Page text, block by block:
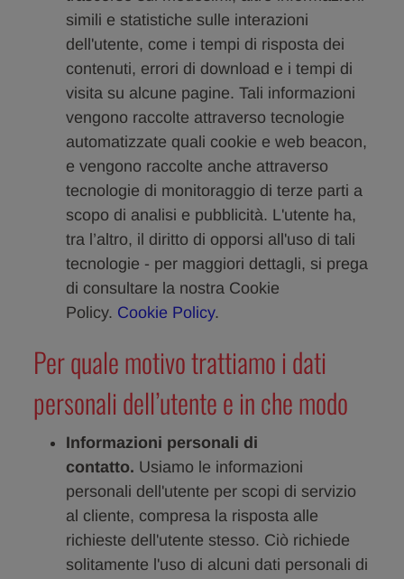
simili e statistiche sulle interazioni
dell'utente, come i tempi di risposta dei
contenuti, errori di download e i tempi di
visita su alcune pagine. Tali informazioni
vengono raccolte attraverso tecnologie
automatizzate quali cookie e web beacon,
e vengono raccolte anche attraverso
tecnologie di monitoraggio di terze parti a
scopo di analisi e pubblicità. L'utente ha,
tra l’altro, il diritto di opporsi all'uso di tali
tecnologie - per maggiori dettagli, si prega
di consultare la nostra Cookie
Policy. Cookie Policy.
Per quale motivo trattiamo i dati
personali dell’utente e in che modo
Informazioni personali di
contatto. Usiamo le informazioni
personali dell'utente per scopi di servizio
al cliente, compresa la risposta alle
richieste dell'utente stesso. Ciò richiede
solitamente l'uso di alcuni dati personali di